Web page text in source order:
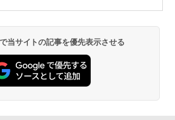
当サイトの記事を優先表示させる